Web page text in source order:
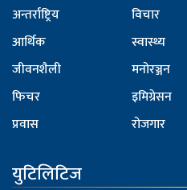
अन्तर्राष्ट्रिय
आर्थिक
जीवनशैली
फिचर
प्रवास
विचार
स्वास्थ्य
मनोरञ्जन
इमिग्रेसन
रोजगार
युटिलिटिज